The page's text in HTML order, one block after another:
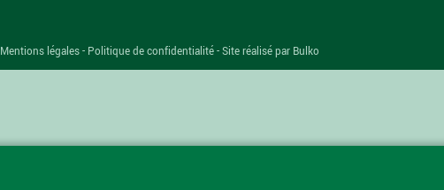
Mentions légales- Politique de confidentialité-Site réalisé par Bulko